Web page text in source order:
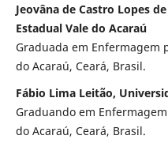
Jeovâna de Castro Lopes
Estadual Vale do Acaraú
Graduada em Enfermagem
do Acaraú, Ceará, Brasil.
Fábio Lima Leitão,
Graduando em
do Acaraú, Ceará, Brasil.